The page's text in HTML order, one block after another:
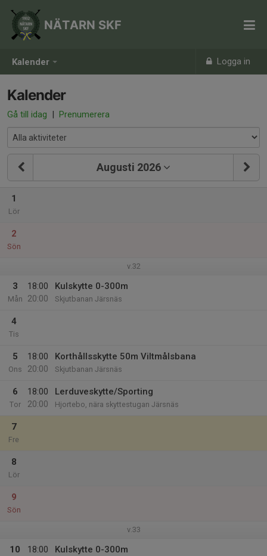
Kalender Logga in
NÄTARN SKF
Kalender
Gå till idag | Prenumerera
Augusti 2026
1
Lör
2
Sön
v.32
3
Mån
18:00
20:00
Kulskytte 0-300m
Skjutbanan Järsnäs
4
Tis
5
Ons
18:00
20:00
Korthållsskytte 50m Viltmålsbana
Skjutbanan Järsnäs
6
Tor
18:00
20:00
Lerduveskytte/Sporting
Hjortebo, nära skyttestugan Järsnäs
7
Fre
8
Lör
9
Sön
v.33
10
18:00
Kulskytte 0-300m